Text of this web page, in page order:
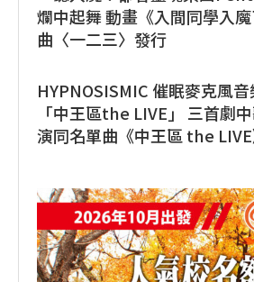
爛中起舞 動畫《入間同學入
曲〈一二三〉發行
HYPNOSISMIC 催眠麥克風
「中王區the LIVE」 三首劇
演同名單曲《中王區 the